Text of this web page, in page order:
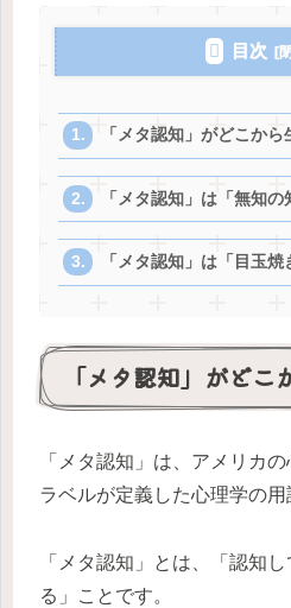
目次
「メタ認知」がどこから
「メタ認知」は「無知の
「メタ認知」は「目玉焼
「メタ認知」がどこ
「メタ認知」は、アメリカ
ラベルが定義した心理学の用
「メタ認知」とは、「認知
る」ことです。